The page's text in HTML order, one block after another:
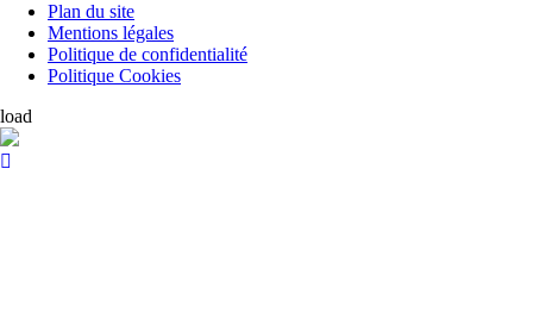
Plan du site
Mentions légales
Politique de confidentialité
Politique Cookies
load